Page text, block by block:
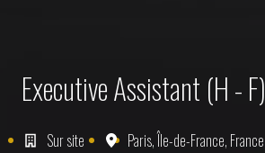
Executive Assistant (H - F)
Sur site Paris,Île-de-France, France